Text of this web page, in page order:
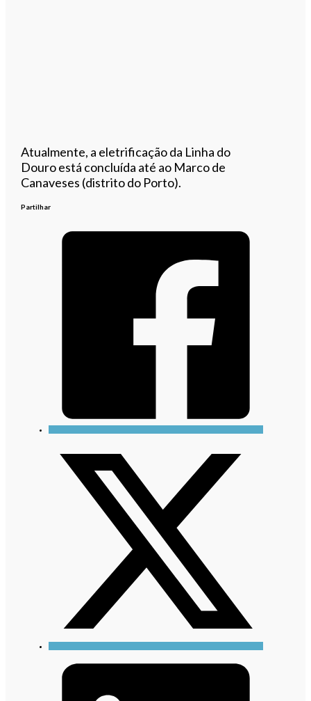
Atualmente, a eletrificação da Linha do
Douro está concluída até ao Marco de
Canaveses (distrito do Porto).
Partilhar